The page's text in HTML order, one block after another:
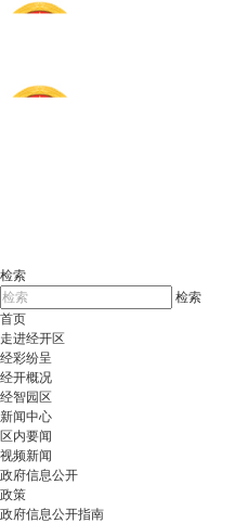
检索
检索
首页
走进经开区
经彩纷呈
经开概况
经智园区
新闻中心
区内要闻
视频新闻
政府信息公开
政策
政府信息公开指南